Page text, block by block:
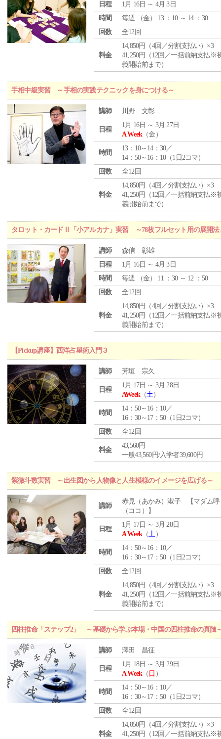
日程
1月 16日 ～ 4月 3日
時間
毎週 （金） 13 ：10 ～ 14 ：30
回数
全12回
料金
14,850円（4回／分割支払い）×3
41,250円（12回／一括前納支払※
義開始前まで）
手相中級実習 ～手相の実践テクニックを身につける～
講師 川野 文彰
日程
1月 16日 ～ 3月 27日
A Week（金）
時間
13：10～14：30／
14：50～16：10（1日2コマ）
回数
全12回
料金
14,850円（4回／分割支払い）×3
41,250円（12回／一括前納支払※
義開始前まで）
タロット・カードⅡ「小アルカナ」実習 ～78枚フルセット用の展開法
講師
森信 彰雄
日程
1月 16日 ～ 4月 3日
時間
毎週 （金） 11 ：30 ～ 12 ：50
回数
全12回
料金
14,850円（4回／分割支払い）×3
41,250円（12回／一括前納支払※
義開始前まで）
【Pickup講座】西洋占星術入門３
講師 芳垣 宗久
日程
1月 17日 ～ 3月 28日
AWeek（土）
時間
14：50～16：10／
16：30～17：50（1日2コマ）
回数
全12回
料金
43,560円
一般43,560円/入学者39,600円
紫微斗数実習 ～出生図から人物像と人生模様のイメージを広げる～
講師
赤見（あかみ）淑子 【マダム呼
（ココ）】
日程
1月 17日 ～ 3月 28日
A Week（土）
時間
14：50～16：10／
16：30～17：50（1日2コマ）
回数
全12回
料金
14,850円（4回／分割支払い）×3
41,250円（12回／一括前納支払※
義開始前まで）
四柱推命「ステップ2」 ～基礎から学ぶ本場・中国の四柱推命の真髄
講師 澤田 昌征
日程
1月 18日 ～ 3月 29日
A Week（ 日 ）
時間
14：50～16：10／
16：30～17：50（1日2コマ）
回数
全12回
料金
14,850円（4回／分割支払い）×3
41,250円（12回／一括前納支払※